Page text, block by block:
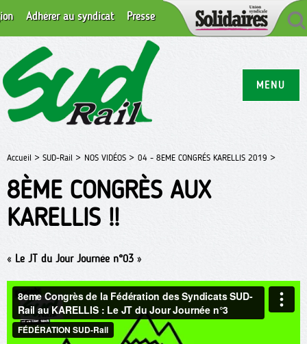
MENU
Adhérer au syndicat Presse
Accueil > SUD-Rail > NOS VIDÉOS > 04 - 8EME CONGRÉS KARELLIS 2019 >
8ÈME CONGRÈS AUX
KARELLIS !!
« Le JT du Jour Journée n°03 »